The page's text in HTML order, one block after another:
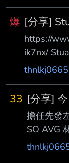
球風 不
他小時候
教士3A，
本季第6
英文接受
影片被轉
破萬人按
與自信表
值，全場
送出6次
爆 [分享]
https://
ik7nx/
遭到水手
隊拉上大
分登場，
thnlkj0665
33 [分享]
擔任先發
SO AVG
擊熄火 合